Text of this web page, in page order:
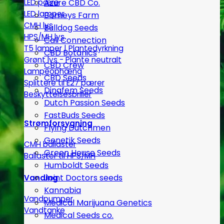
LED lamper
CMH lys
HPS/MH lys
T5 lamper | Plantedyrkning
Grønt lys - Plante neutralt
Lampeophæng
Splittere til E27 pærer
Beskyttelsesbriller
Strømforsygning
CMH ballaster
Ballaster til HPS/MH
Vanding
Vandpumper
Vandtanke
Azure CBD Co.
Barneys Farm
Bulldog Seeds
Cali Connection
CBD Botanics
CBD Crew
CBD Seeds
Dinafem Seeds
Dutch Passion Seeds
FastBuds Seeds
Flying Dutchmen
Genetik Seeds
Green House Seeds
Humboldt Seeds
Joint Doctors seeds
Kannabia
Medical Marijuana Genetics
Medical Seeds co.